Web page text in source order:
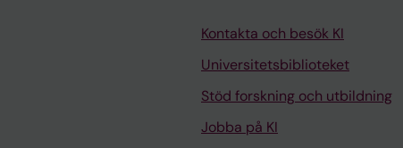
Kontakta och besök KI
Universitetsbiblioteket
Stöd forskning och utbildning
Jobba på KI